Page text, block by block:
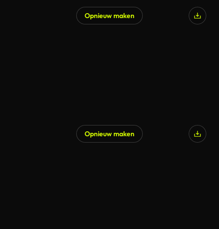
Opnieuw maken
Opnieuw maken